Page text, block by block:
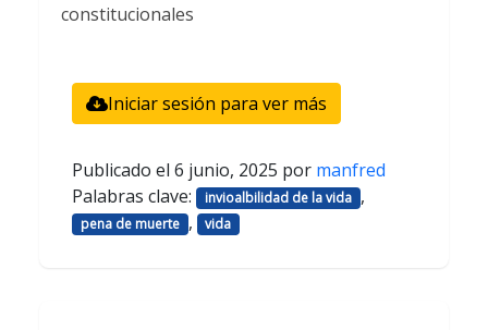
constitucionales
Iniciar sesión para ver más
Publicado el 6 junio, 2025 por manfred
Palabras clave:
invioalbilidad de la vida ,
pena de muerte , vida